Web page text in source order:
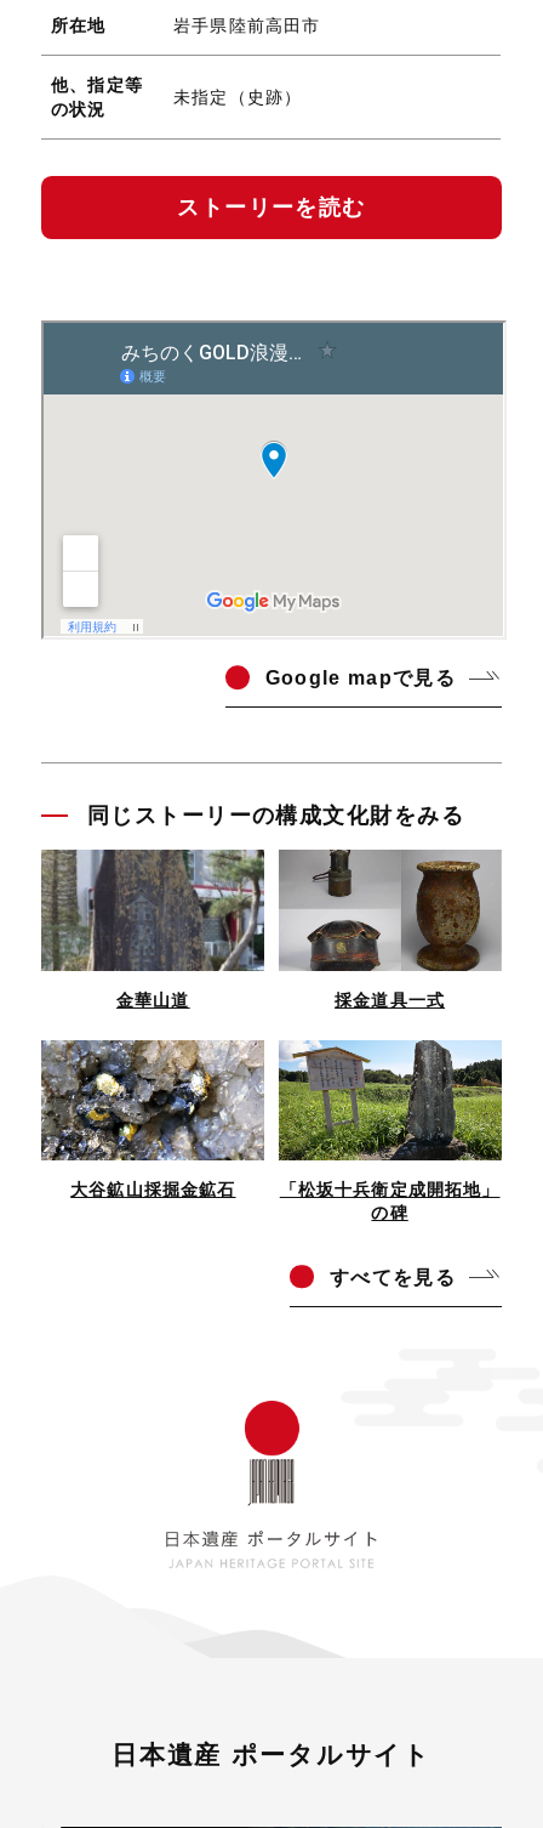
所在地 岩手県陸前高田市
他、指定等
の状況
未指定（史跡）
ストーリーを読む
Google mapで見る
同じストーリーの構成文化財をみる
金華山道 採金道具一式
大谷鉱山採掘金鉱石
「松坂十兵衛定成開拓地」
の碑
すべてを見る
日本遺産 ポータルサイト